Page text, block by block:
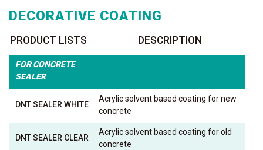
DECORATIVE COATING
PRODUCT LISTS DESCRIPTION
FOR CONCRETE
SEALER
DNT SEALER WHITE
Acrylic solvent based coating for new
concrete
DNT SEALER CLEAR
Acrylic solvent based coating for old
concrete